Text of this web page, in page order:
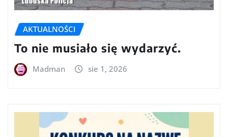
AKTUALNOŚCI
To nie musiało się wydarzyć.
Madman sie 1, 2026